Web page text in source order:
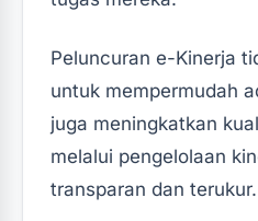
Peluncuran e-Kinerja
untuk mempermudah
juga meningkatkan
melalui pengelolaan
transparan dan